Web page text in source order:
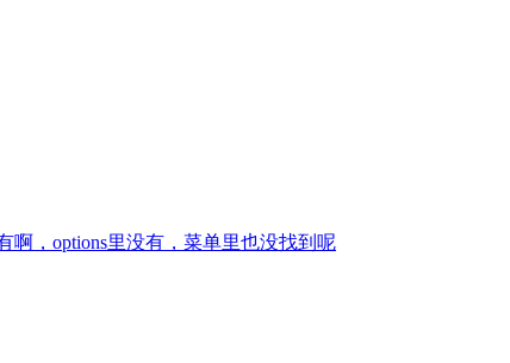
，options里没有，菜单里也没找到呢